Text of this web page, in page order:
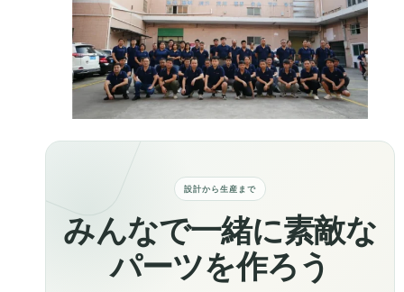
設計から生産まで
みんなで一緒に素敵な
パーツを作ろう